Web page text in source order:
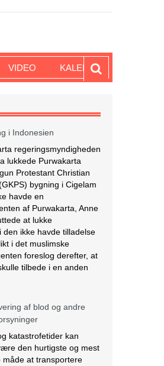
VIDEO KALENDER
i Indonesien
regeringsmyndigheden
lukkede Purwakarta
Protestant Christian
bygning i Cigelam
havde en
af Purwakarta, Anne
at lukke
den ikke havde tilladelse
i det muslimske
foreslog derefter, at
tilbede i en anden
af blod og andre
katastrofetider kan
den hurtigste og mest
måde at transportere